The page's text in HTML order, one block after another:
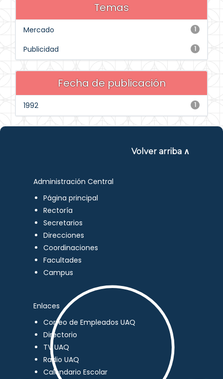
Temas
1
Mercado
1
Publicidad
Fecha de publicación
1
1992
Volver arriba ∧
Administración Central
Página principal
Rectoría
Secretarios
Direcciones
Coordinaciones
Facultades
Campus
Enlaces
Correo de Empleados UAQ
Directorio
TV UAQ
Radio UAQ
Calendario Escolar